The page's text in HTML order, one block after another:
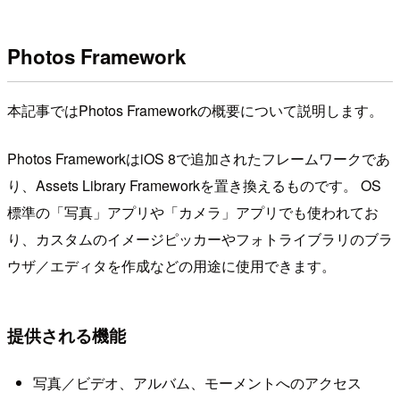
Photos Framework
本記事ではPhotos Frameworkの概要について説明します。
Photos FrameworkはiOS 8で追加されたフレームワークであ
り、Assets Library Frameworkを置き換えるものです。 OS
標準の「写真」アプリや「カメラ」アプリでも使われてお
り、カスタムのイメージピッカーやフォトライブラリのブラ
ウザ／エディタを作成などの用途に使用できます。
提供される機能
写真／ビデオ、アルバム、モーメントへのアクセス